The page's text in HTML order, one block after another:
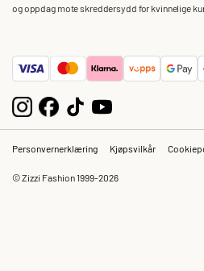
og oppdag mote skreddersydd for kvinnelige
Personvernerklæring Kjøpsvilkår
© Zizzi Fashion 1999-2026